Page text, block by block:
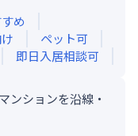
め
ペット可
即日入居相談可
ンションを沿線・